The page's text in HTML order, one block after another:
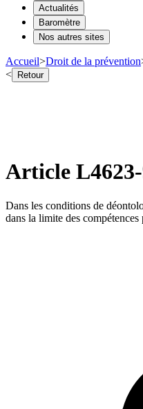
Actualités
Baromètre
Nos autres sites
Accueil>Droit de la prévention
< Retour
Article
Dans les conditions de
dans la limite des